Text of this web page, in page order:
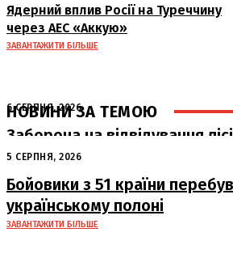
Ядерний вплив Росії на Туреччину
через АЕС «Аккую»
ЗАВАНТАЖИТИ БІЛЬШЕ
НОВИНИ ЗА ТЕМОЮ
6 СЕРПНЯ, 2026
Заборона на відвідування
Полтавській області: штрафи
тисяч гривень
5 СЕРПНЯ, 2026
Бойовики з 51 країни
українському полоні
ЗАВАНТАЖИТИ БІЛЬШЕ